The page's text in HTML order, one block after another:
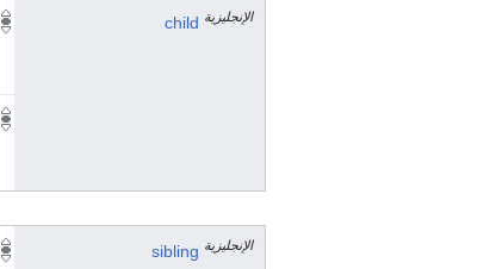
child الإنجليزية
sibling الإنجليزية